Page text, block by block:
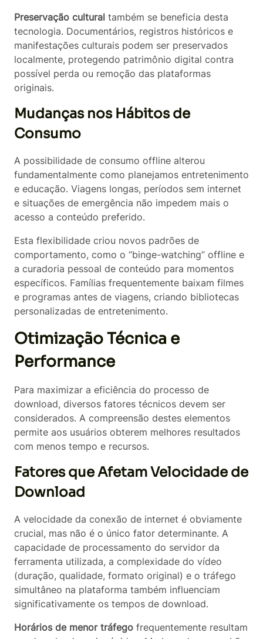
Preservação cultural também se beneficia desta
tecnologia. Documentários, registros históricos e
manifestações culturais podem ser preservados
localmente, protegendo patrimônio digital contra
possível perda ou remoção das plataformas
originais.
Mudanças nos Hábitos de
Consumo
A possibilidade de consumo offline alterou
fundamentalmente como planejamos entretenimento
e educação. Viagens longas, períodos sem internet
e situações de emergência não impedem mais o
acesso a conteúdo preferido.
Esta flexibilidade criou novos padrões de
comportamento, como o “binge-watching” offline e
a curadoria pessoal de conteúdo para momentos
específicos. Famílias frequentemente baixam filmes
e programas antes de viagens, criando bibliotecas
personalizadas de entretenimento.
Otimização Técnica e
Performance
Para maximizar a eficiência do processo de
download, diversos fatores técnicos devem ser
considerados. A compreensão destes elementos
permite aos usuários obterem melhores resultados
com menos tempo e recursos.
Fatores que Afetam Velocidade de
Download
A velocidade da conexão de internet é obviamente
crucial, mas não é o único fator determinante. A
capacidade de processamento do servidor da
ferramenta utilizada, a complexidade do vídeo
(duração, qualidade, formato original) e o tráfego
simultâneo na plataforma também influenciam
significativamente os tempos de download.
Horários de menor tráfego frequentemente resultam